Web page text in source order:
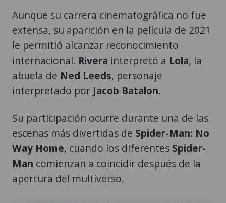
Aunque su carrera cinematográfica no fue
extensa, su aparición en la película de 2021
le permitió alcanzar reconocimiento
internacional. Rivera interpretó a Lola, la
abuela de Ned Leeds, personaje
interpretado por Jacob Batalon.
Su participación ocurre durante una de las
escenas más divertidas de Spider-Man: No
Way Home, cuando los diferentes Spider-
Man comienzan a coincidir después de la
apertura del multiverso.